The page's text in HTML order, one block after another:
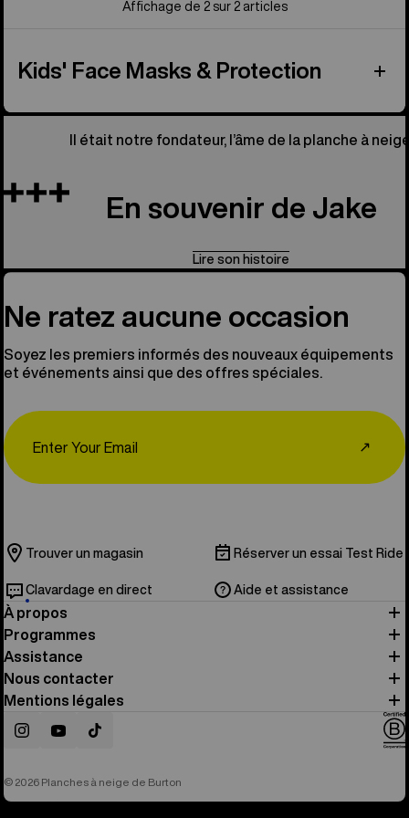
Affichage de 2 sur 2 articles
Kids' Face Masks & Protection
Il était notre fondateur, l’âme de la planche à
En souvenir de Jake
Lire son histoire
Ne ratez aucune occasion
Soyez les premiers informés des nouveaux équipements
et événements ainsi que des offres spéciales.
↗
Trouver un magasin Réserver un essai Test Ride
Clavardage en direct Aide et assistance
À propos
Programmes
Assistance
Nous contacter
Mentions légales
InstagramYouTubeTikTok
© 2026 Planches à neige de Burton